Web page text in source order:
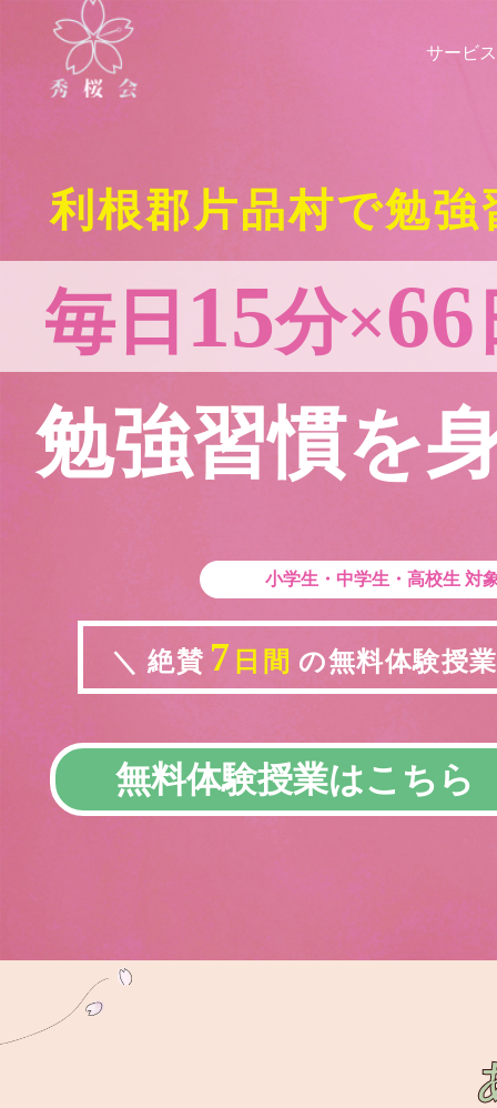
サービス
利根郡片品村で勉
毎日 15分×66
勉強習慣を
小学生・中学生・高校生 対
＼ 絶賛 7 日間 の無料体験授
無料体験授業はこちら